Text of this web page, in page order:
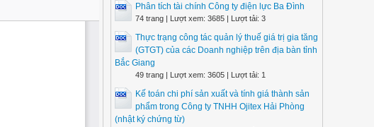
Phân tích tài chính Công ty điện lực Ba Đình
74 trang | Lượt xem: 3685 | Lượt tải: 3
Thực trạng công tác quản lý thuế giá trị gia tăng
(GTGT) của các Doanh nghiệp trên địa bàn tỉnh
Bắc Giang
49 trang | Lượt xem: 3605 | Lượt tải: 1
Kế toán chi phí sản xuất và tính giá thành sản
phẩm trong Công ty TNHH Ojitex Hải Phòng
(nhật ký chứng từ)